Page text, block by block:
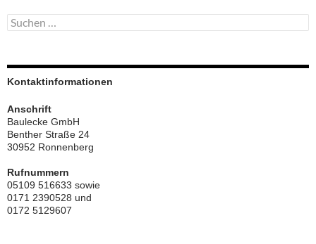
Suchen
nach:
Kontaktinformationen
Anschrift
Baulecke GmbH
Benther Straße 24
30952 Ronnenberg
Rufnummern
05109 516633 sowie
0171 2390528 und
0172 5129607